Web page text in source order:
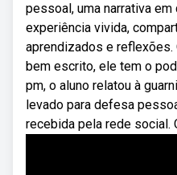
pessoal, uma narrativa
experiência vivida,
aprendizados e
bem escrito, ele tem o
pm, o aluno relatou à
levado para defesa
recebida pela rede social.